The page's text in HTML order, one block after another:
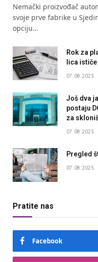
Nemački proizvođač
svoje prve fabrike u
opciju…
Rok za
lica ističe
07.08.2025.
Još dva
postaju
za
07.08.2025.
Pregled
07.08.2025.
Pratite nas
Facebook